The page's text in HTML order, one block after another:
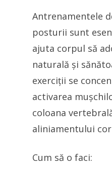
Antrenamentele
posturii sunt
ajuta corpul să
naturală și
exerciții se
activarea
coloana
aliniamentului
Cum să o faci: